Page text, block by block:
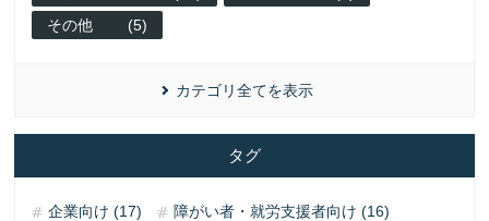
その他 (5)
カテゴリ全てを表示
タグ
企業向け (17)
障がい者・就労支援者向け (16)